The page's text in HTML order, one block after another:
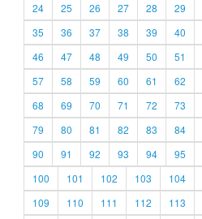
24
25 26 27 28 29
35
36 37 38 39 40
46
47 48 49 50 51
57
58 59 60 61 62
68
69 70 71 72 73
79
80 81 82 83 84
90
91 92 93 94 95
100
101 102 103 104
109
110 111 112 113